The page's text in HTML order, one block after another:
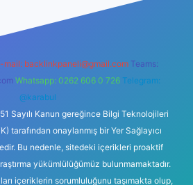
mail: backlinkpaneli@gmail.com Teams:
Whatsapp: 0262 606 0 726 Telegram:
@karabul
Sayılı Kanun gereğince Bilgi Teknolojileri
tarafından onaylanmış bir Yer Sağlayıcı
Bu nedenle, sitedeki içerikleri proaktif
yükümlülüğümüz bulunmamaktadır.
içeriklerin sorumluluğunu taşımakta olup,